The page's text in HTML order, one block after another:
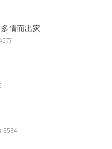
情而出家
万
3534